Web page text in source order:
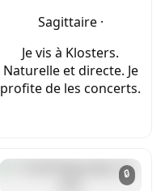
Sagittaire ·
Je vis à Klosters.
Naturelle et directe. Je
profite de les concerts.
🔒